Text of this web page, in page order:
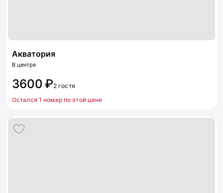
Акватория
В центре
3600 ₽2 гостя
Остался 1 номер по этой цене